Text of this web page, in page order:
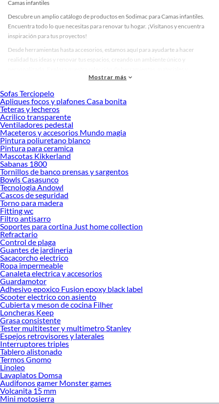
Camas infantiles
Descubre un amplio catálogo de productos en Sodimac para Camas infantiles.
Encuentra todo lo que necesitas para renovar tu hogar. ¡Visítanos y encuentra
inspiración para tus proyectos!
Desde herramientas hasta accesorios, estamos aquí para ayudarte a hacer
realidad tus ideas y renovar tus espacios, creando un ambiente único y
accesorios de calidad que te ayudarán a crear un espacio más tú.
Desde remodelaciones hasta proyectos de decoración, estamos aquí para hacer
tus ideas realidad. ¡Visítanos y encuentra todo lo que tenemos para ofrecerte en
Camas infantiles!
Explora la variedad de productos de Camas infantiles en Sodimac
Herramientas, materiales y accesorios de calidad para tus proyectos y
renovación de espacios. ¡Visítanos y descubre todo lo que tenemos para
ofrecerte!
Encuentra una amplia variedad de productos de Camas infantiles en Sodimac.
Encuentra todo lo necesario para tus proyectos de renovación y decoración.
¡Visítanos y haz tus ideas realidad!
Mostrar más
Sofas Terciopelo
Apliques focos y plafones Casa bonita
Teteras y lecheros
Acrilico transparente
Ventiladores pedestal
Maceteros y accesorios Mundo magia
Pintura poliuretano blanco
Pintura para ceramica
Mascotas Kikkerland
Sabanas 1800
Tornillos de banco prensas y sargentos
Bowls Casasunco
Tecnologia Andowl
Cascos de seguridad
Torno para madera
Fitting wc
Filtro antisarro
Soportes para cortina Just home collection
Refractario
Control de plaga
Guantes de jardineria
Sacacorcho electrico
Ropa impermeable
Canaleta electrica y accesorios
Guardamotor
Adhesivo epoxico Fusion epoxy black label
Scooter electrico con asiento
Cubierta y meson de cocina Filher
Loncheras Keep
Grasa consistente
Tester multitester y multimetro Stanley
Espejos retrovisores y laterales
Interruptores triples
Tablero alistonado
Termos Gnomo
Linoleo
Lavaplatos Domsa
Audifonos gamer Monster games
Volcanita 15 mm
Mini motosierra